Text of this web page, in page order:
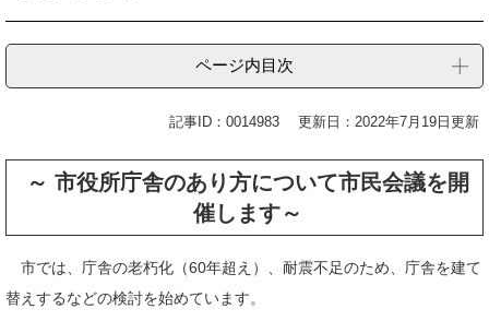
ページ内目次
記事ID：0014983 更新日：2022年7月19日更新
～ 市役所庁舎のあり方について市民会議を開
催します～
市では、庁舎の老朽化（60年超え）、耐震不足のため、庁舎を建て
替えするなどの検討を始めています。